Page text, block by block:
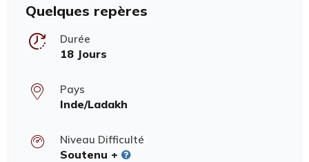
Quelques repères
Durée
18 Jours
Pays
Inde/Ladakh
Niveau Difficulté
Soutenu +